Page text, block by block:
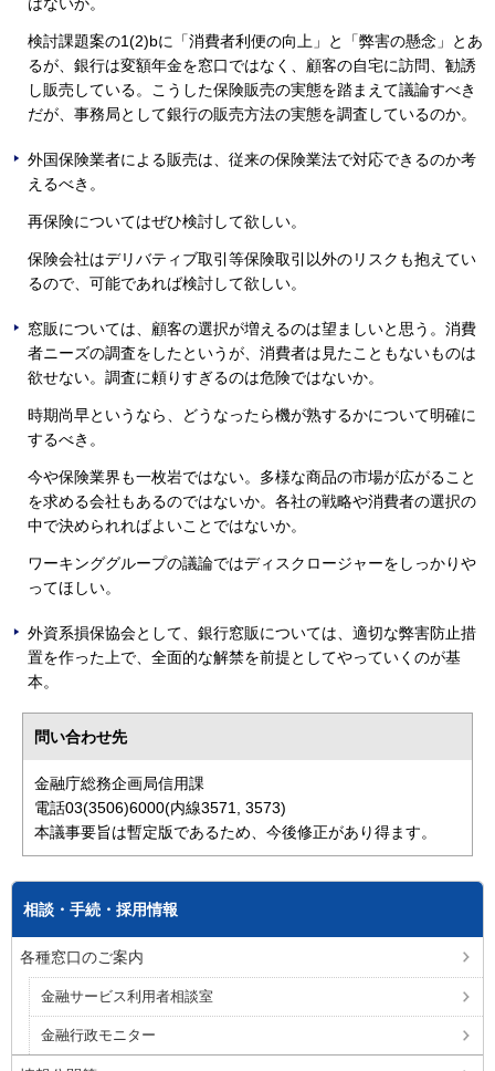
検討課題案の1(2)bに「消費者利便の向上」と「弊害の懸念」とあ
るが、銀行は変額年金を窓口ではなく、顧客の自宅に訪問、勧誘
し販売している。こうした保険販売の実態を踏まえて議論すべき
だが、事務局として銀行の販売方法の実態を調査しているのか。
外国保険業者による販売は、従来の保険業法で対応できるのか考
えるべき。
再保険についてはぜひ検討して欲しい。
保険会社はデリバティブ取引等保険取引以外のリスクも抱えてい
るので、可能であれば検討して欲しい。
窓販については、顧客の選択が増えるのは望ましいと思う。消費
者ニーズの調査をしたというが、消費者は見たこともないものは
欲せない。調査に頼りすぎるのは危険ではないか。
時期尚早というなら、どうなったら機が熟するかについて明確に
するべき。
今や保険業界も一枚岩ではない。多様な商品の市場が広がること
を求める会社もあるのではないか。各社の戦略や消費者の選択の
中で決められればよいことではないか。
ワーキンググループの議論ではディスクロージャーをしっかりや
ってほしい。
外資系損保協会として、銀行窓販については、適切な弊害防止措
置を作った上で、全面的な解禁を前提としてやっていくのが基
本。
問い合わせ先
金融庁総務企画局信用課
電話03(3506)6000(内線3571, 3573)
本議事要旨は暫定版であるため、今後修正があり得ます。
相談・手続・採用情報
各種窓口のご案内
金融サービス利用者相談室
金融行政モニター